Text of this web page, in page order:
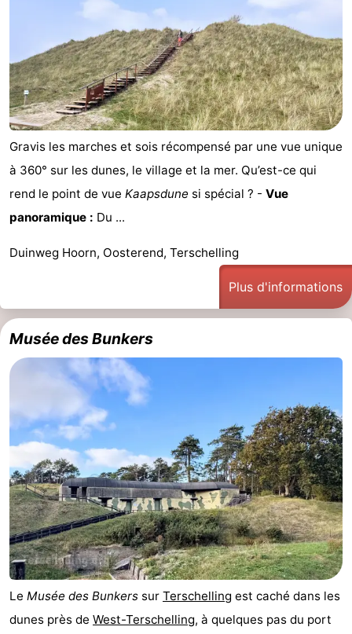
Terschelling
Strandappartementen
West
Terschelling
Tjermelân
Campings
Chambre
d'hôtes
Chaumières
-
Schuttersbos
-
Tjermelân
Hôtels
Last
minutes
Plages
Voir
et
faire
Lieux
d'intérêt
-
Musées
-
Monuments
-
Églises
-
Gravis les marches et sois récompensé par une vue unique
à 360° sur les dunes, le village et la mer. Qu’est-ce qui
rend le point de vue Kaapsdune si spécial ? - Vue
panoramique : Du ...
Duinweg Hoorn, Oosterend, Terschelling
Plus d'informations
Musée des Bunkers
Le Musée des Bunkers sur Terschelling est caché dans les
dunes près de West-Terschelling, à quelques pas du port